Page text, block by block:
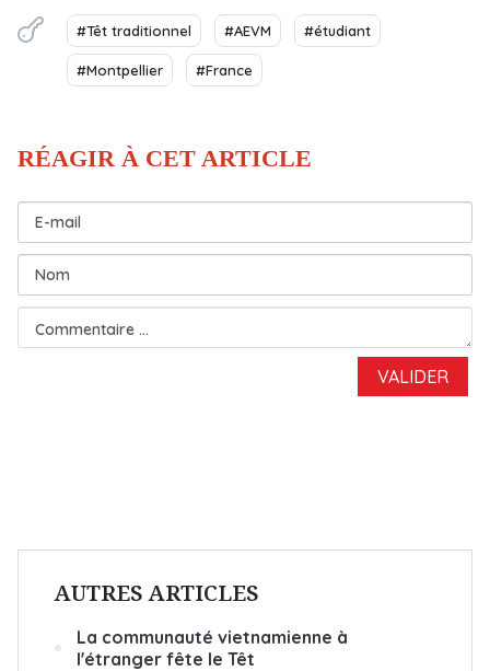
#Têt traditionnel #AEVM #étudiant
#Montpellier #France
AUTRES ARTICLES
La communauté vietnamienne à
l'étranger fête le Têt